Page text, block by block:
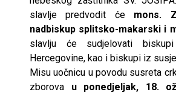
slavlje predvodit će mons.
nadbiskup splitsko-makarski i
slavlju će sudjelovati
Hercegovine, kao i biskupi iz
Misu uočnicu u povodu susreta
zborova u ponedjeljak, 18.